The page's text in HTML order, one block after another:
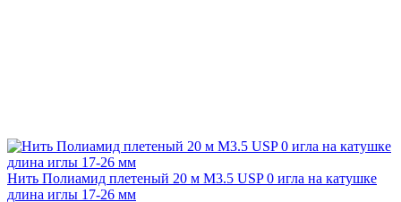
Нить Полиамид плетеный 20 м М3.5 USP 0 игла на катушке
длина иглы 17-26 мм